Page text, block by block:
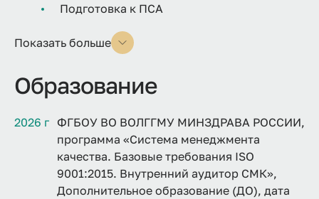
Подготовка к ПСА
Показать больше
Образование
2026 г ФГБОУ ВО ВОЛГГМУ МИНЗДРАВА РОССИИ,
программа «Система менеджмента
качества. Базовые требования ISO
9001:2015. Внутренний аудитор СМК»,
Дополнительное образование (ДО), дата